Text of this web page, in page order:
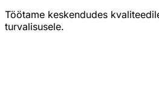
Töötame keskendudes
turvalisusele.